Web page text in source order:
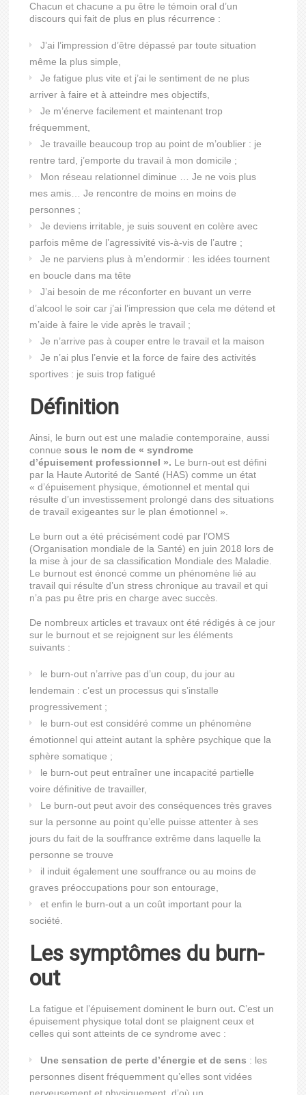
Chacun et chacune a pu être le témoin oral d’un
discours qui fait de plus en plus récurrence :
J’ai l’impression d’être dépassé par toute situation
même la plus simple,
Je fatigue plus vite et j’ai le sentiment de ne plus
arriver à faire et à atteindre mes objectifs,
Je m’énerve facilement et maintenant trop
fréquemment,
Je travaille beaucoup trop au point de m’oublier : je
rentre tard, j’emporte du travail à mon domicile ;
Mon réseau relationnel diminue … Je ne vois plus
mes amis… Je rencontre de moins en moins de
personnes ;
Je deviens irritable, je suis souvent en colère avec
parfois même de l’agressivité vis-à-vis de l’autre ;
Je ne parviens plus à m’endormir : les idées tournent
en boucle dans ma tête
J’ai besoin de me réconforter en buvant un verre
d’alcool le soir car j’ai l’impression que cela me détend et
m’aide à faire le vide après le travail ;
Je n’arrive pas à couper entre le travail et la maison
Je n’ai plus l’envie et la force de faire des activités
sportives : je suis trop fatigué
Définition
Ainsi, le burn out est une maladie contemporaine, aussi
connuesous le nom de « syndrome
d’épuisement professionnel ». Le burn-out est défini
par la Haute Autorité de Santé (HAS) comme un état
« d’épuisement physique, émotionnel et mental qui
résulte d’un investissement prolongé dans des situations
de travail exigeantes sur le plan émotionnel ».
Le burn out a été précisément codé par l’OMS
(Organisation mondiale de la Santé) en juin 2018 lors de
la mise à jour de sa classification Mondiale des Maladie.
Le burnout est énoncé comme un phénomène lié au
travail qui résulte d’un stress chronique au travail et qui
n’a pas pu être pris en charge avec succès.
De nombreux articles et travaux ont été rédigés à ce jour
sur le burnout et se rejoignent sur les éléments
suivants :
le burn-out n’arrive pas d’un coup, du jour au
lendemain : c’est un processus qui s’installe
progressivement ;
le burn-out est considéré comme un phénomène
émotionnel qui atteint autant la sphère psychique que la
sphère somatique ;
le burn-out peut entraîner une incapacité partielle
voire définitive de travailler,
Le burn-out peut avoir des conséquences très graves
sur la personne au point qu’elle puisse attenter à ses
jours du fait de la souffrance extrême dans laquelle la
personne se trouve
il induit également une souffrance ou au moins de
graves préoccupations pour son entourage,
et enfin le burn-out a un coût important pour la
société.
Les symptômes du burn-
out
La fatigue et l’épuisement dominent le burn out.C’est un
épuisement physique total dont se plaignent ceux et
celles qui sont atteints de ce syndrome avec :
Une sensation de perte d’énergie et de sens : les
personnes disent fréquemment qu’elles sont vidées